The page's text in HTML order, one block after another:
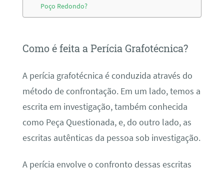
Poço Redondo?
Como é feita a Perícia Grafotécnica?
A perícia grafotécnica é conduzida através do
método de confrontação. Em um lado, temos a
escrita em investigação, também conhecida
como Peça Questionada, e, do outro lado, as
escritas autênticas da pessoa sob investigação.
A perícia envolve o confronto dessas escritas